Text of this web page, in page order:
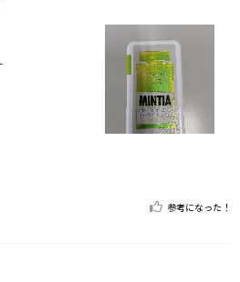
参考になった！